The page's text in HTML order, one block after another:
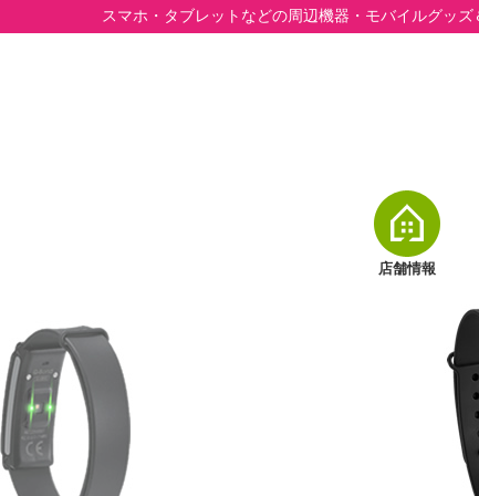
スマホ・タブレットなどの周辺機器・モバイルグッ
店舗情報